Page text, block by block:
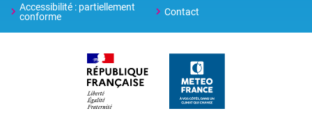
Accessibilité : partiellement
conforme
Contact